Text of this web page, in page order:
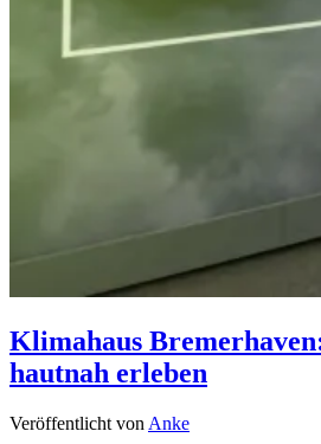
Klimahaus
hautnah erleben
Veröffentlicht von Anke